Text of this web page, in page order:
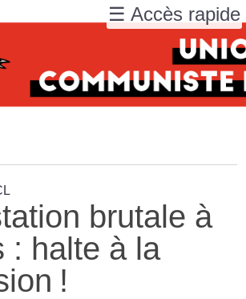
brutale à
: halte à la
!
☰ Accès rapide